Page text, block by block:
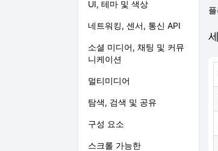
UI, 테마 및 색상
네트워킹, 센서, 통신 API
소셜 미디어, 채팅 및 커뮤
니케이션
멀티미디어
탐색, 검색 및 공유
구성 요소
스크롤 가능한